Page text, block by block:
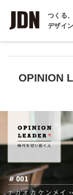
つくる
デザイ
インタビュー
OPINION